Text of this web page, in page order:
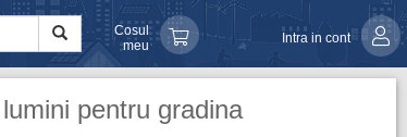
Cosul
meu
Intra in cont
pentru gradina